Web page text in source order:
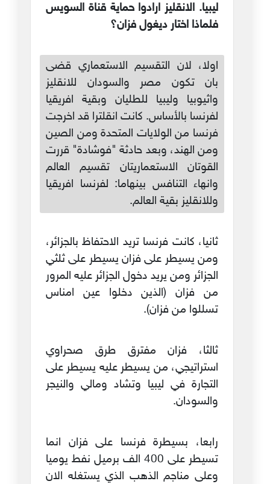
ليبيا. الانقليز ارادوا حماية قناة السويس
فلماذا اختار ديغول فزان؟
اولا، لان التقسيم الاستعماري قضى
بان تكون مصر والسودان للانقليز
واثيوبيا وليبيا للطليان وبقية افريقيا
لفرنسا بالأساس. كانت انقلترا قد اخرجت
فرنسا من الولايات المتحدة ومن الصين
ومن الهند، وبعد حادثة "فوشادة" قررت
القوتان الاستعماريتان تقسيم العالم
وانهاء التنافس بينهاما: لفرنسا افريقيا
وللانقليز بقية العالم.
ثانيا، كانت فرنسا تريد الاحتفاظ بالجزائر،
ومن يسيطر على فزان يسيطر على ثلثي
الجزائر ومن يريد دخول الجزائر عليه المرور
من فزان (الذين دخلوا عين امناس
تسللوا من فزان).
ثالثا، فزان مفترق طرق صحراوي
استراتيجي، من يسيطر عليه يسيطر على
التجارة في ليبيا وتشاد ومالي والنيجر
والسودان.
رابعا، بسيطرة فرنسا على فزان انما
تسيطر على 400 الف برميل نفط يوميا
وعلى مناجم الذهب الذي يستغله الان